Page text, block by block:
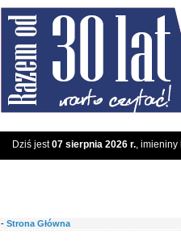
Dziś jest07 sierpnia 2026 r., imieniny
- Strona Główna